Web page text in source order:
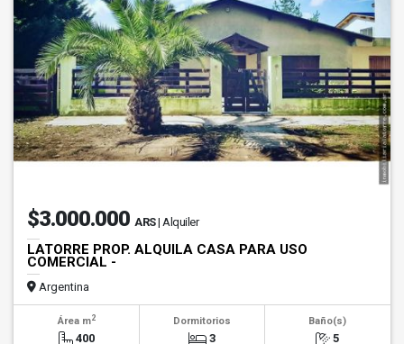
$3.000.000 ARS| Alquiler
LATORRE PROP. ALQUILA CASA PARA USO
COMERCIAL -
Argentina
Área m2
400
Dormitorios
3
Baño(s)
5